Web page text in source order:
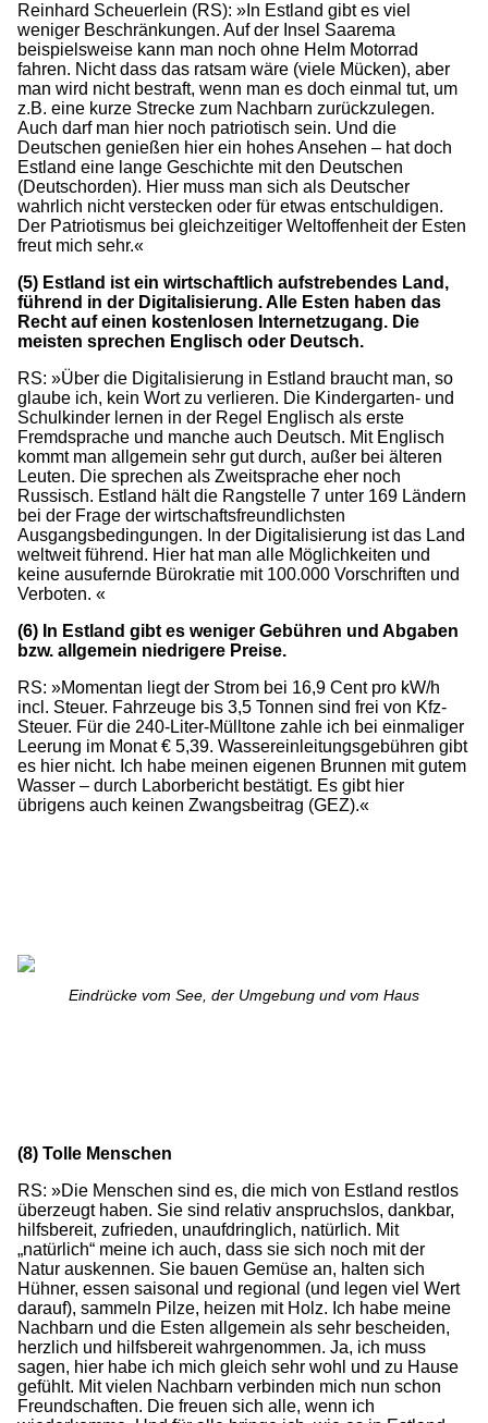
Reinhard Scheuerlein (RS): »In Estland gibt es viel
weniger Beschränkungen. Auf der Insel Saarema
beispielsweise kann man noch ohne Helm Motorrad
fahren. Nicht dass das ratsam wäre (viele Mücken), aber
man wird nicht bestraft, wenn man es doch einmal tut, um
z.B. eine kurze Strecke zum Nachbarn zurückzulegen.
Auch darf man hier noch patriotisch sein. Und die
Deutschen genießen hier ein hohes Ansehen – hat doch
Estland eine lange Geschichte mit den Deutschen
(Deutschorden). Hier muss man sich als Deutscher
wahrlich nicht verstecken oder für etwas entschuldigen.
Der Patriotismus bei gleichzeitiger Weltoffenheit der Esten
freut mich sehr.«
(5) Estland ist ein wirtschaftlich aufstrebendes Land,
führend in der Digitalisierung. Alle Esten haben das
Recht auf einen kostenlosen Internetzugang. Die
meisten sprechen Englisch oder Deutsch.
RS: »Über die Digitalisierung in Estland braucht man, so
glaube ich, kein Wort zu verlieren. Die Kindergarten- und
Schulkinder lernen in der Regel Englisch als erste
Fremdsprache und manche auch Deutsch. Mit Englisch
kommt man allgemein sehr gut durch, außer bei älteren
Leuten. Die sprechen als Zweitsprache eher noch
Russisch. Estland hält die Rangstelle 7 unter 169 Ländern
bei der Frage der wirtschaftsfreundlichsten
Ausgangsbedingungen. In der Digitalisierung ist das Land
weltweit führend. Hier hat man alle Möglichkeiten und
keine ausufernde Bürokratie mit 100.000 Vorschriften und
Verboten. «
(6) In Estland gibt es weniger Gebühren und Abgaben
bzw. allgemein niedrigere Preise.
RS: »Momentan liegt der Strom bei 16,9 Cent pro kW/h
incl. Steuer. Fahrzeuge bis 3,5 Tonnen sind frei von Kfz-
Steuer. Für die 240-Liter-Mülltone zahle ich bei einmaliger
Leerung im Monat € 5,39. Wassereinleitungsgebühren gibt
es hier nicht. Ich habe meinen eigenen Brunnen mit gutem
Wasser – durch Laborbericht bestätigt. Es gibt hier
übrigens auch keinen Zwangsbeitrag (GEZ).«
Eindrücke vom See, der Umgebung und vom Haus
(8) Tolle Menschen
RS: »Die Menschen sind es, die mich von Estland restlos
überzeugt haben. Sie sind relativ anspruchslos, dankbar,
hilfsbereit, zufrieden, unaufdringlich, natürlich. Mit
„natürlich“ meine ich auch, dass sie sich noch mit der
Natur auskennen. Sie bauen Gemüse an, halten sich
Hühner, essen saisonal und regional (und legen viel Wert
darauf), sammeln Pilze, heizen mit Holz. Ich habe meine
Nachbarn und die Esten allgemein als sehr bescheiden,
herzlich und hilfsbereit wahrgenommen. Ja, ich muss
sagen, hier habe ich mich gleich sehr wohl und zu Hause
gefühlt. Mit vielen Nachbarn verbinden mich nun schon
Freundschaften. Die freuen sich alle, wenn ich